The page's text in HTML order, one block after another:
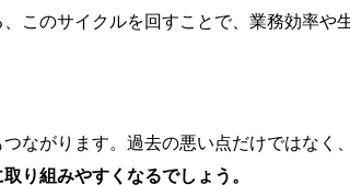
このサイクルを回すことで、業務効率や
ながります。過去の悪い点だけではなく
り組みやすくなるでしょう。